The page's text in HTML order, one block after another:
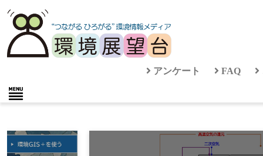
アンケート FAQ